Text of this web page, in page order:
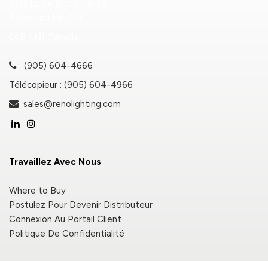
(905) 604-4666
Télécopieur : (905) 604-4966
sales@renolighting.com
Travaillez Avec Nous
Where to Buy
Postulez Pour Devenir Distributeur
Connexion Au Portail Client
Politique De Confidentialité